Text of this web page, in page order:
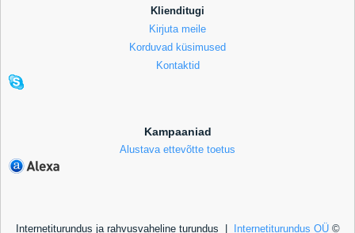
Klienditugi
Kirjuta meile
Korduvad küsimused
Kontaktid
Kampaaniad
Alustava ettevõtte toetus
Internetiturundus ja rahvusvaheline turundus | Internetiturundus OÜ©